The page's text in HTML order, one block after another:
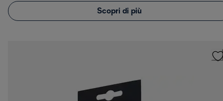
Scopri di più